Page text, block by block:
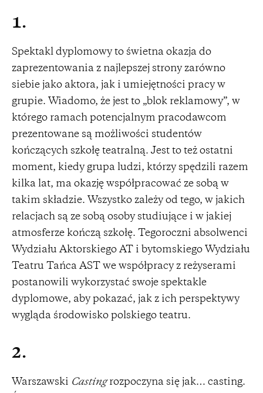
1.
Spektakl dyplomowy to świetna okazja do
zaprezentowania z najlepszej strony zarówno
siebie jako aktora, jak i umiejętności pracy w
grupie. Wiadomo, że jest to „blok reklamowy”, w
którego ramach potencjalnym pracodawcom
prezentowane są możliwości studentów
kończących szkołę teatralną. Jest to też ostatni
moment, kiedy grupa ludzi, którzy spędzili razem
kilka lat, ma okazję współpracować ze sobą w
takim składzie. Wszystko zależy od tego, w jakich
relacjach są ze sobą osoby studiujące i w jakiej
atmosferze kończą szkołę. Tegoroczni absolwenci
Wydziału Aktorskiego AT i bytomskiego Wydziału
Teatru Tańca AST we współpracy z reżyserami
postanowili wykorzystać swoje spektakle
dyplomowe, aby pokazać, jak z ich perspektywy
wygląda środowisko polskiego teatru.
2.
Warszawski Castingrozpoczyna się jak… casting.